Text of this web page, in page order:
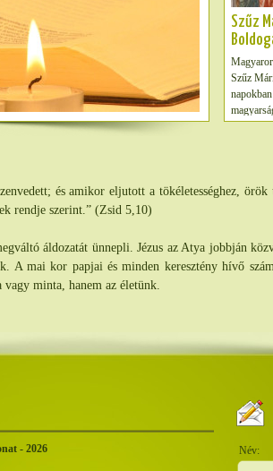
Szűz
Szűz
és
Szent
száll,
levetett
jókkal,
és amikor eljutott a tökéletességhez,
rendje szerint.” (Zsid 5,10)
áldozatát ünnepli. Jézus az Atya jobbján
A mai kor papjai és minden keresztény hívő
vagy minta, hanem az életünk.
- 2026